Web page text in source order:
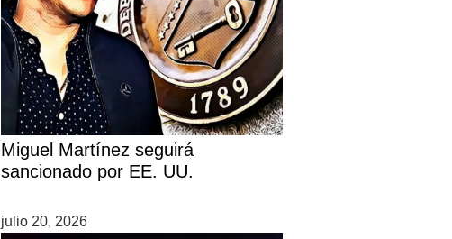
Miguel Martínez seguirá
sancionado por EE. UU.
julio 20, 2026